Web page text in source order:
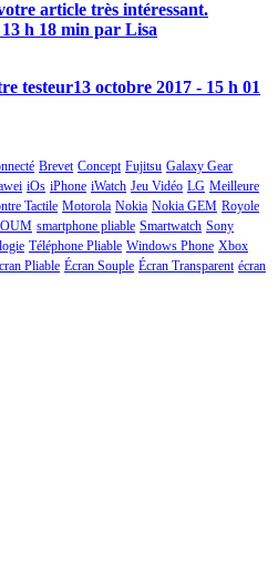
article très intéressant.
h 18 min par Lisa
testeur13 octobre 2017 - 15 h 01
Brevet Concept Fujitsu Galaxy Gear
iOs iPhone iWatch Jeu Vidéo LG Meilleure
Tactile Motorola Nokia Nokia GEM Royole
smartphone pliable Smartwatch Sony
Téléphone Pliable Windows Phone Xbox
Pliable Écran Souple Écran Transparent écran